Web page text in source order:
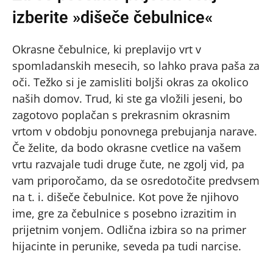
izberite »dišeče čebulnice«
Okrasne čebulnice, ki preplavijo vrt v
spomladanskih mesecih, so lahko prava paša za
oči. Težko si je zamisliti boljši okras za okolico
naših domov. Trud, ki ste ga vložili jeseni, bo
zagotovo poplačan s prekrasnim okrasnim
vrtom v obdobju ponovnega prebujanja narave.
Če želite, da bodo okrasne cvetlice na vašem
vrtu razvajale tudi druge čute, ne zgolj vid, pa
vam priporočamo, da se osredotočite predvsem
na t. i. dišeče čebulnice. Kot pove že njihovo
ime, gre za čebulnice s posebno izrazitim in
prijetnim vonjem. Odlična izbira so na primer
hijacinte in perunike, seveda pa tudi narcise.